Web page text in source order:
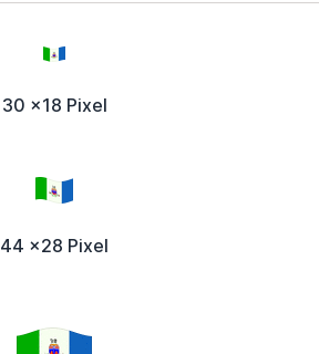
30 x18 Pixel
44 x28 Pixel